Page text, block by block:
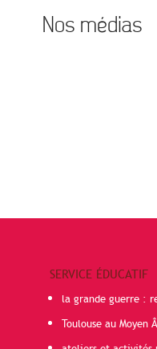
Nos médias
SERVICE ÉDUCATIF
la grande guerre :
Toulouse au Moyen